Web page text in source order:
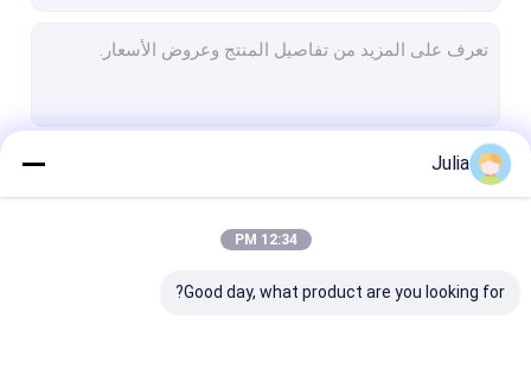
Julia
12:34 PM
Good day, what product are you looking for?